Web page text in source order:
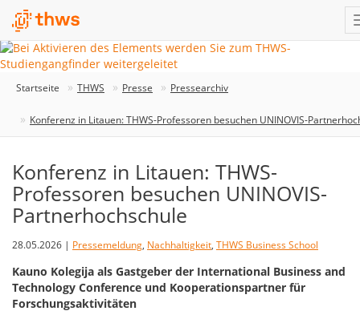
Startseite THWS Presse Pressearchiv
Konferenz in Litauen: THWS-Professoren besuchen UNINOVIS-
Konferenz in Litauen: THWS-
Professoren besuchen UNINOVIS-
Partnerhochschule
28.05.2026 | Pressemeldung, Nachhaltigkeit, THWS Business School
Kauno Kolegija als Gastgeber der International Business and
Technology Conference und Kooperationspartner für
Forschungsaktivitäten